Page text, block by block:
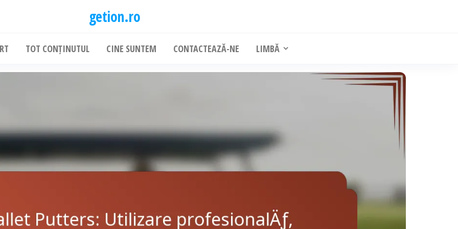
getion.ro
TOT CONȚINUTUL CINE SUNTEM CONTACTEAZĂ-NE LIMBĂ